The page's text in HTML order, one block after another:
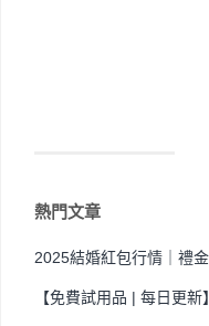
熱門文章
2025結婚紅包行情｜禮
【免費試用品 | 每日更